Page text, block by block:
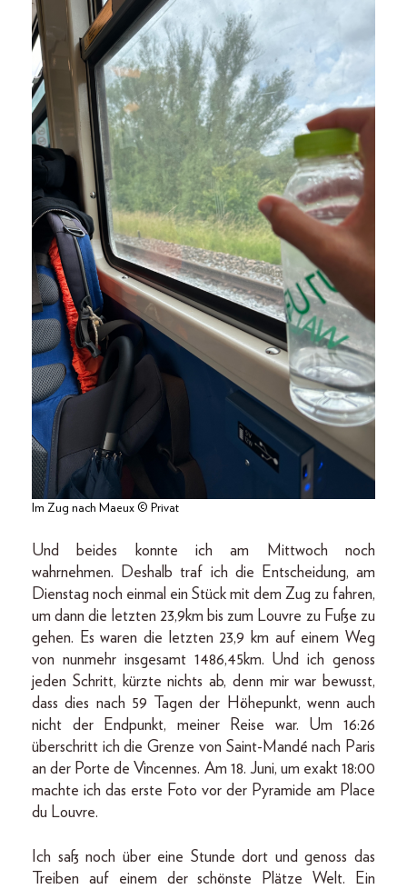
Im Zug nach Maeux © Privat
Und beides konnte ich am Mittwoch noch
wahrnehmen. Deshalb traf ich die Entscheidung, am
Dienstag noch einmal ein Stück mit dem Zug zu fahren,
um dann die letzten 23,9km bis zum Louvre zu Fuße zu
gehen. Es waren die letzten 23,9 km auf einem Weg
von nunmehr insgesamt 1486,45km. Und ich genoss
jeden Schritt, kürzte nichts ab, denn mir war bewusst,
dass dies nach 59 Tagen der Höhepunkt, wenn auch
nicht der Endpunkt, meiner Reise war. Um 16:26
überschritt ich die Grenze von Saint-Mandé nach Paris
an der Porte de Vincennes. Am 18. Juni, um exakt 18:00
machte ich das erste Foto vor der Pyramide am Place
du Louvre.
Ich saß noch über eine Stunde dort und genoss das
Treiben auf einem der schönste Plätze Welt. Ein